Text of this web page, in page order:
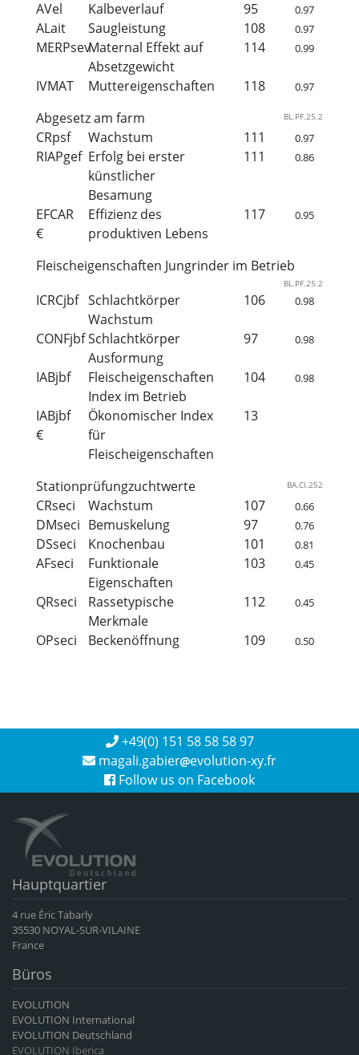
AVel Kalbeverlauf 95 0.97
ALait Saugleistung 108 0.97
MERPsevMaternal Effekt auf
Absetzgewicht
114 0.99
IVMAT Muttereigenschaften 118 0.97
Abgesetz am farm BL.PF.25.2
CRpsf Wachstum 111 0.97
RIAPgef Erfolg bei erster
künstlicher
Besamung
111 0.86
EFCAR
€
Effizienz des
produktiven Lebens
117 0.95
Fleischeigenschaften Jungrinder im Betrieb
BL.PF.25.2
ICRCjbf Schlachtkörper
Wachstum
106 0.98
CONFjbfSchlachtkörper
Ausformung
97 0.98
IABjbf
Fleischeigenschaften
Index im Betrieb
104 0.98
IABjbf
€
Ökonomischer Index
für
Fleischeigenschaften
13
Stationprüfungzuchtwerte BA.CI.252
CRseci Wachstum 107 0.66
DMseci Bemuskelung 97 0.76
DSseci Knochenbau 101 0.81
AFseci
Funktionale
Eigenschaften
103 0.45
QRseci
Rassetypische
Merkmale
112 0.45
OPseci Beckenöffnung 109 0.50
+49(0) 151 58 58 58 97
magali.gabier evolution-xy.fr
Follow us on Facebook
Hauptquartier
4 rue Éric Tabarly
35530 NOYAL-SUR-VILAINE
France
Büros
EVOLUTION
EVOLUTION International
EVOLUTION Deutschland
EVOLUTION Iberica